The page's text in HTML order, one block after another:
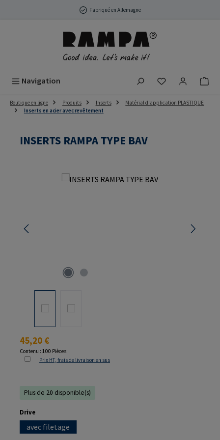
Passer au contenu principalFabriqué en Allemagne
Navigation Vous avez 0
Boutique en ligne Produits Inserts
Matérial d'application PLASTIQUE
Inserts en acier avec revêtement
INSERTS RAMPA TYPE BAV
Ignorer la galerie d'images
Prix régulier :
45,20 €
Contenu : 100 Pièces
Prix HT, frais de livraison en sus
Plus de 20 disponible(s)
Sélectionnez
Drive
avec filetage